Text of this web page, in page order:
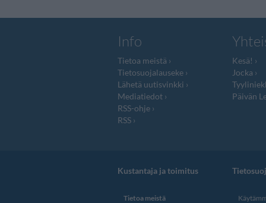
Info
Tietoa meistä
Tietosuojalauseke
Lähetä uutisvinkki
Mediatiedot
RSS-ohje
RSS
Kesä!
Jocka
Päivän
Kustantaja ja toimitus
Tietoa meistä